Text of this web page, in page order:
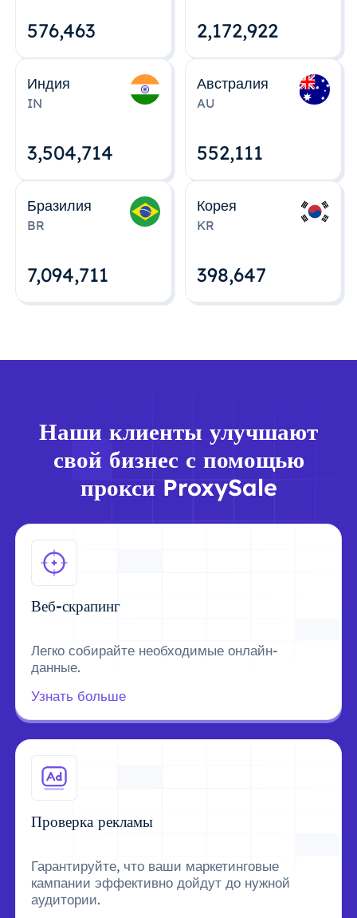
576,463 2,172,922
Индия
IN
3,504,715
Австралия
AU
552,112
Бразилия
BR
7,094,712
Корея
KR
398,648
Наши клиенты улучшают
свой бизнес с помощью
прокси ProxySale
Веб-скрапинг
Легко собирайте необходимые онлайн-
данные.
Узнать больше
Проверка рекламы
Гарантируйте, что ваши маркетинговые
кампании эффективно дойдут до нужной
аудитории.